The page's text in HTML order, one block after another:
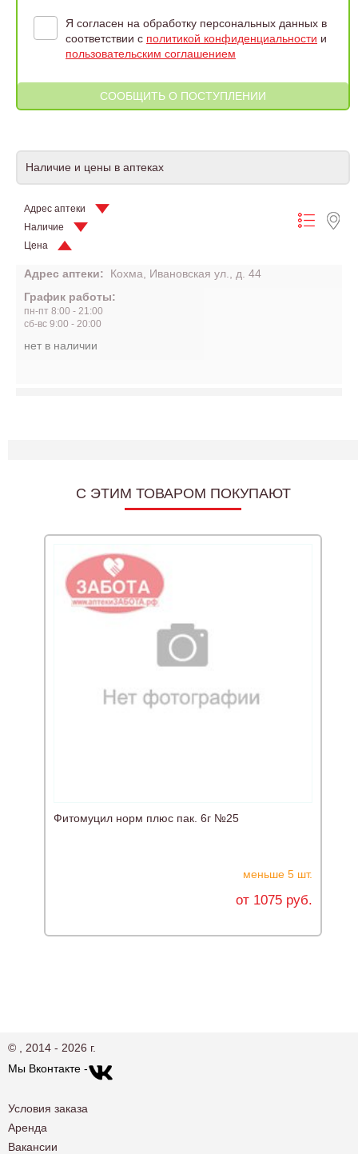
Я согласен на обработку персональных данных в
соответствии с политикой конфиденциальности и
пользовательским соглашением
Наличие и цены в аптеках
Адрес аптеки
Наличие
Цена
Адрес аптеки:
Кохма, Ивановская ул., д. 44
График работы:
пн-пт 8:00 - 21:00
сб-вс 9:00 - 20:00
нет в наличии
C ЭТИМ ТОВАРОМ ПОКУПАЮТ
Фитомуцил норм плюс пак. 6г №25
меньше 5 шт.
от 1075 руб.
© , 2014 - 2026 г.
Мы Вконтакте -
Условия заказа
Аренда
Вакансии